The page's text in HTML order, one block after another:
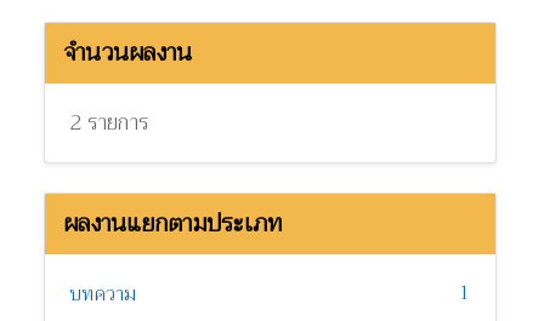
จำนวนผลงาน
2 รายการ
ผลงานแยกตามประเภท
บทความ
1